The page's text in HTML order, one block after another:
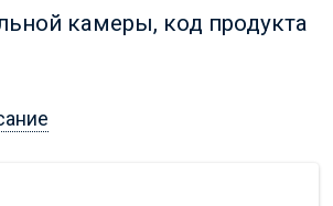
камеры, код продукта